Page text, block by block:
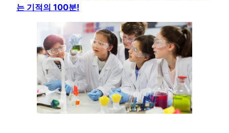
는 기적의 100분!